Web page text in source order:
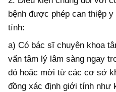
bệnh được phép can thiệp
tính:
a) Có bác sĩ chuyên khoa
vấn tâm lý lâm sàng ngay
đó hoặc mời từ các cơ sở
đồng xác định giới tính như